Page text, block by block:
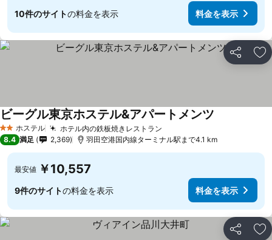
10件のサイトの料金を表示 料金を表示
シェア お
2 ホテルのランク
ホステル ホテル内の鉄板焼きレストラン
ビーグル東京ホステル&アパートメンツ
8.4 満足 2,369 羽田空港国内線ターミナル駅まで4.1 km
最安値 ￥10,557
9件のサイトの料金を表示 料金を表示
シェア お